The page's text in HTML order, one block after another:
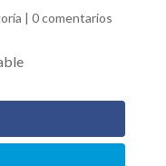
| 0 comentarios